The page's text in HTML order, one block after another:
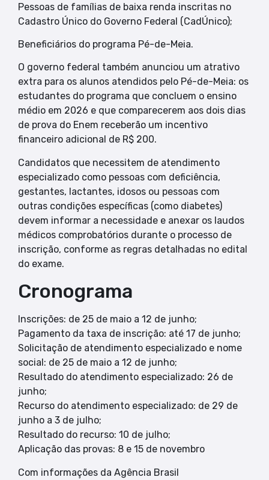
Pessoas de famílias de baixa renda inscritas no
Cadastro Único do Governo Federal (CadÚnico);
Beneficiários do programa Pé-de-Meia.
O governo federal também anunciou um atrativo
extra para os alunos atendidos pelo Pé-de-Meia: os
estudantes do programa que concluem o ensino
médio em 2026 e que comparecerem aos dois dias
de prova do Enem receberão um incentivo
financeiro adicional de R$ 200.
Candidatos que necessitem de atendimento
especializado como pessoas com deficiência,
gestantes, lactantes, idosos ou pessoas com
outras condições específicas (como diabetes)
devem informar a necessidade e anexar os laudos
médicos comprobatórios durante o processo de
inscrição, conforme as regras detalhadas no edital
do exame.
Cronograma
Inscrições: de 25 de maio a 12 de junho;
Pagamento da taxa de inscrição: até 17 de junho;
Solicitação de atendimento especializado e nome
social: de 25 de maio a 12 de junho;
Resultado do atendimento especializado: 26 de
junho;
Recurso do atendimento especializado: de 29 de
junho a 3 de julho;
Resultado do recurso: 10 de julho;
Aplicação das provas: 8 e 15 de novembro
Com informações da Agência Brasil